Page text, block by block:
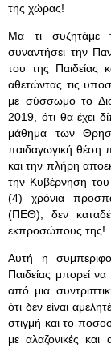
της χώρας!
Μα τι συζητάμε
συναντήσει την
του της Παιδείας
αθετώντας τις
με σύσσωμο το
2019, ότι θα έχει
μάθημα των
παιδαγωγική θέση
και την πλήρη
την Κυβέρνηση του
(4) χρόνια
(ΠΕΘ), δεν
εκπροσώπους της!
Αυτή η
Παιδείας μπορεί να
από μια
ότι δεν είναι
στιγμή και το
με αλαζονικές και